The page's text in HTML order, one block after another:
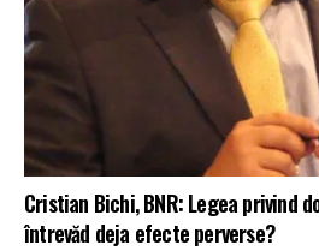
Cristian Bichi, BNR: Legea privind
întrevăd deja efecte perverse?